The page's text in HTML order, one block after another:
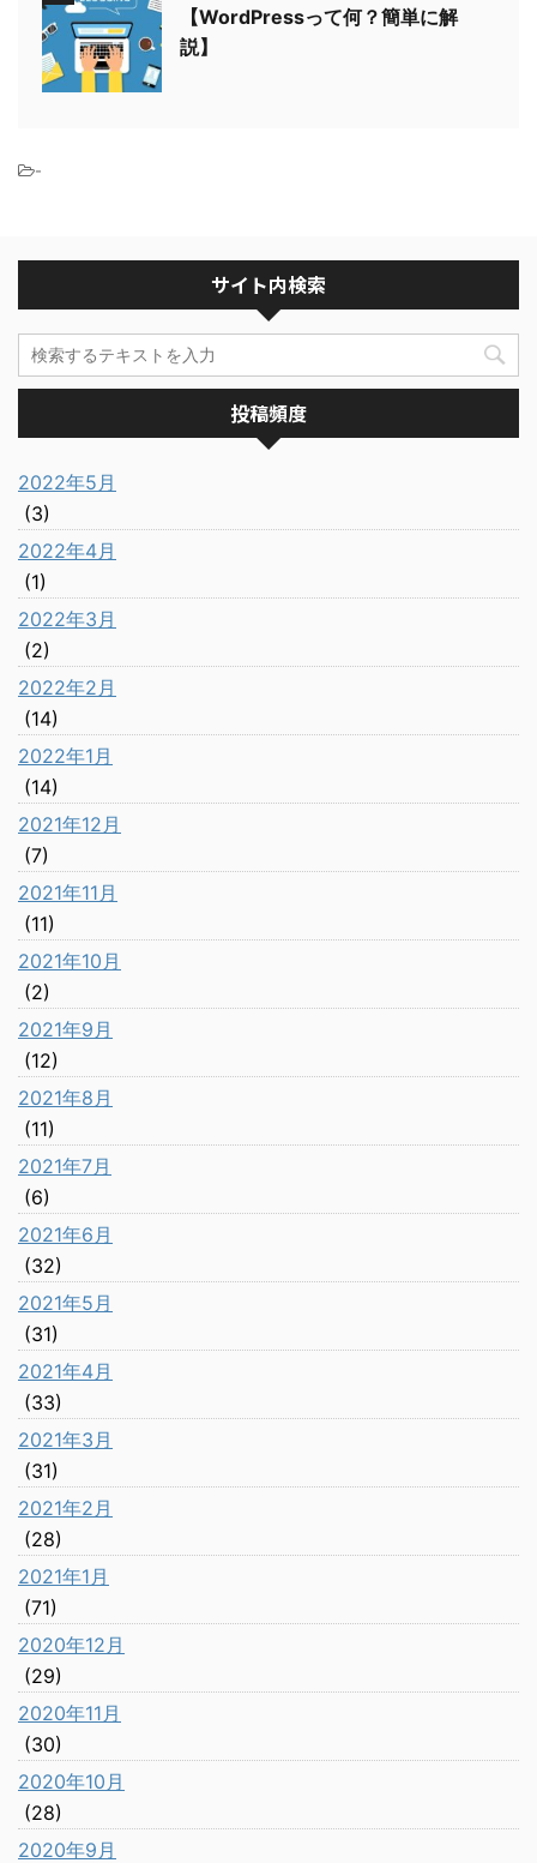
【WordPressって何？簡単に解
説】
-
サイト内検索
投稿頻度
2022年5月
(3)
2022年4月
(1)
2022年3月
(2)
2022年2月
(14)
2022年1月
(14)
2021年12月
(7)
2021年11月
(11)
2021年10月
(2)
2021年9月
(12)
2021年8月
(11)
2021年7月
(6)
2021年6月
(32)
2021年5月
(31)
2021年4月
(33)
2021年3月
(31)
2021年2月
(28)
2021年1月
(71)
2020年12月
(29)
2020年11月
(30)
2020年10月
(28)
2020年9月